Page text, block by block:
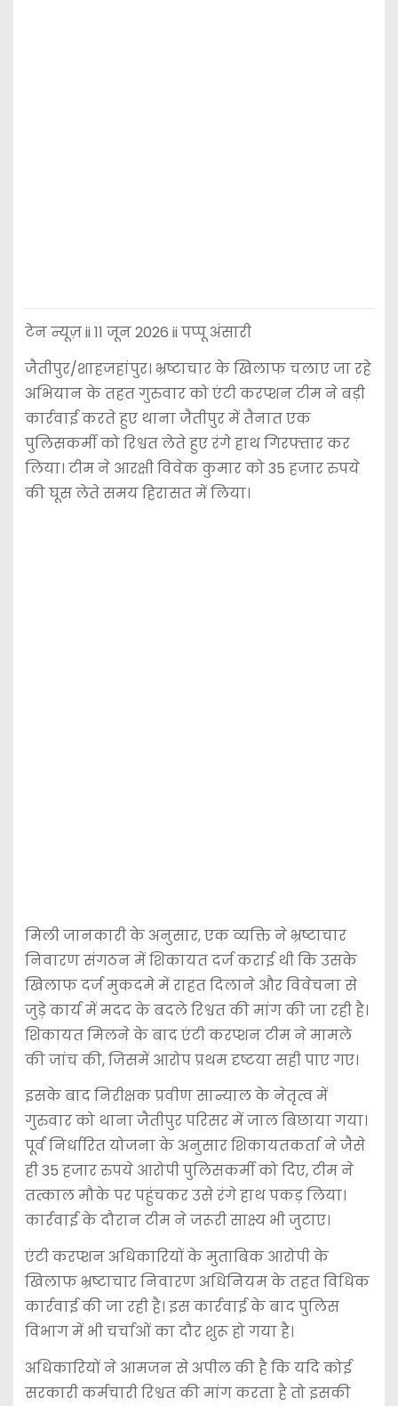
टेन न्यूज़ ii 11 जून 2026 ii पप्पू अंसारी
जैतीपुर/शाहजहांपुर। भ्रष्टाचार के खिलाफ चलाए जा रहे
अभियान के तहत गुरुवार को एंटी करप्शन टीम ने बड़ी
कार्रवाई करते हुए थाना जैतीपुर में तैनात एक
पुलिसकर्मी को रिश्वत लेते हुए रंगे हाथ गिरफ्तार कर
लिया। टीम ने आरक्षी विवेक कुमार को 35 हजार रुपये
की घूस लेते समय हिरासत में लिया।
मिली जानकारी के अनुसार, एक व्यक्ति ने भ्रष्टाचार
निवारण संगठन में शिकायत दर्ज कराई थी कि उसके
खिलाफ दर्ज मुकदमे में राहत दिलाने और विवेचना से
जुड़े कार्य में मदद के बदले रिश्वत की मांग की जा रही है।
शिकायत मिलने के बाद एंटी करप्शन टीम ने मामले
की जांच की, जिसमें आरोप प्रथम दृष्टया सही पाए गए।
इसके बाद निरीक्षक प्रवीण सान्याल के नेतृत्व में
गुरुवार को थाना जैतीपुर परिसर में जाल बिछाया गया।
पूर्व निर्धारित योजना के अनुसार शिकायतकर्ता ने जैसे
ही 35 हजार रुपये आरोपी पुलिसकर्मी को दिए, टीम ने
तत्काल मौके पर पहुंचकर उसे रंगे हाथ पकड़ लिया।
कार्रवाई के दौरान टीम ने जरूरी साक्ष्य भी जुटाए।
एंटी करप्शन अधिकारियों के मुताबिक आरोपी के
खिलाफ भ्रष्टाचार निवारण अधिनियम के तहत विधिक
कार्रवाई की जा रही है। इस कार्रवाई के बाद पुलिस
विभाग में भी चर्चाओं का दौर शुरू हो गया है।
अधिकारियों ने आमजन से अपील की है कि यदि कोई
सरकारी कर्मचारी रिश्वत की मांग करता है तो इसकी